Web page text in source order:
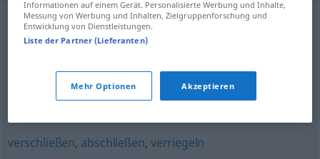
Synonyme für "absperren"
verschließen, abschließen, verriegeln
Informationen auf einem Gerät. Personalisierte Werbung und Inhalte,
Messung von Werbung und Inhalten, Zielgruppenforschung und
Entwicklung von Dienstleistungen.
Liste der Partner (Lieferanten)
Mehr Optionen Akzeptieren